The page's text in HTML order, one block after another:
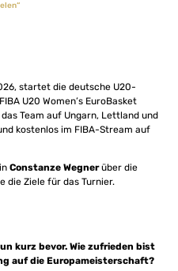
startet die deutsche U20-
U20 Women’s EuroBasket
Team auf Ungarn, Lettland und
kostenlos im FIBA-Stream auf
Constanze Wegnerüber die
die Ziele für das Turnier.
kurz bevor. Wie zufrieden bist
auf die Europameisterschaft?